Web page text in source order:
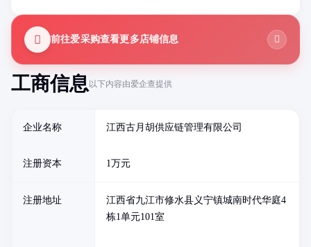
工商信息以下内容由爱企查提供
企业名称 江西古月胡供应链管理有限公司
注册资本 1万元
注册地址
江西省九江市修水县义宁镇城南时代华庭4
栋1单元101室
前往爱采购查看更多店铺信息